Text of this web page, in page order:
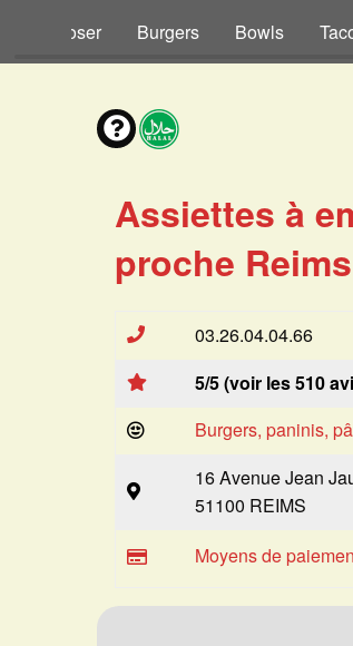
Composer Burgers Bowls
Assiettes à
proche
03.26.04.04.66
5/5 (voir les 510
Burgers, paninis,
16 Avenue Jean
51100 REIMS
Moyens de